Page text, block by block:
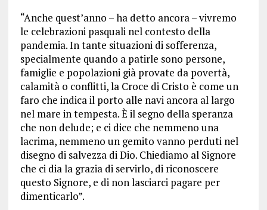
“Anche quest’anno – ha detto ancora – vivremo
le celebrazioni pasquali nel contesto della
pandemia. In tante situazioni di sofferenza,
specialmente quando a patirle sono persone,
famiglie e popolazioni già provate da povertà,
calamità o conflitti, la Croce di Cristo è come un
faro che indica il porto alle navi ancora al largo
nel mare in tempesta. È il segno della speranza
che non delude; e ci dice che nemmeno una
lacrima, nemmeno un gemito vanno perduti nel
disegno di salvezza di Dio. Chiediamo al Signore
che ci dia la grazia di servirlo, di riconoscere
questo Signore, e di non lasciarci pagare per
dimenticarlo”.